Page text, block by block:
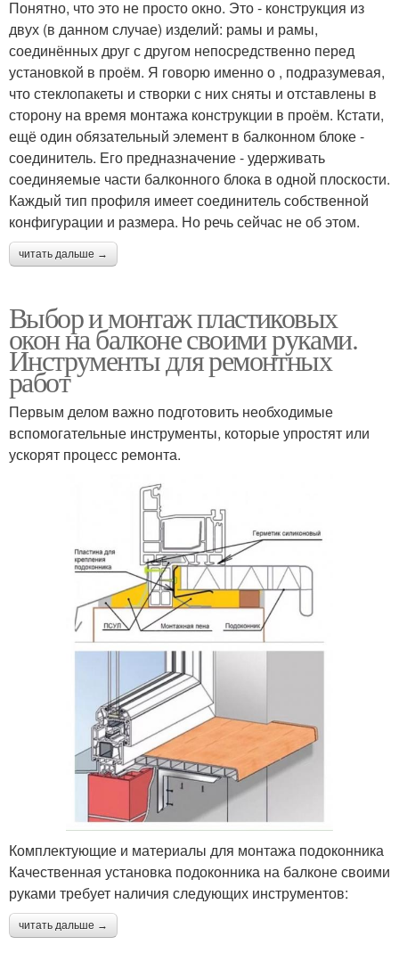
Понятно, что это не просто окно. Это - конструкция из
двух (в данном случае) изделий: рамы и рамы,
соединённых друг с другом непосредственно перед
установкой в проём. Я говорю именно о , подразумевая,
что стеклопакеты и створки с них сняты и отставлены в
сторону на время монтажа конструкции в проём. Кстати,
ещё один обязательный элемент в балконном блоке -
соединитель. Его предназначение - удерживать
соединяемые части балконного блока в одной плоскости.
Каждый тип профиля имеет соединитель собственной
конфигурации и размера. Но речь сейчас не об этом.
читать дальше →
Выбор и монтаж пластиковых
окон на балконе своими руками.
Инструменты для ремонтных
работ
Первым делом важно подготовить необходимые
вспомогательные инструменты, которые упростят или
ускорят процесс ремонта.
Комплектующие и материалы для монтажа подоконника
Качественная установка подоконника на балконе своими
руками требует наличия следующих инструментов:
читать дальше →